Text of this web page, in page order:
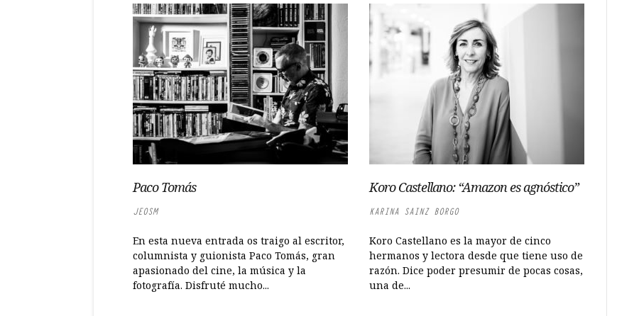
Paco Tomás
JEOSM
En esta nueva entrada os traigo al escritor,
columnista y guionista Paco Tomás, gran
apasionado del cine, la música y la
fotografía. Disfruté mucho...
Koro Castellano: “Amazon es agnóstico”
KARINA SAINZ BORGO
Koro Castellano es la mayor de cinco
hermanos y lectora desde que tiene uso de
razón. Dice poder presumir de pocas cosas,
una de...